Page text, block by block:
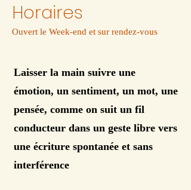
Horaires
Ouvert le Week-end et sur rendez-vous
Laisser la main suivre une
émotion, un sentiment, un mot, une
pensée, comme on suit un fil
conducteur dans un geste libre vers
une écriture spontanée et sans
interférence